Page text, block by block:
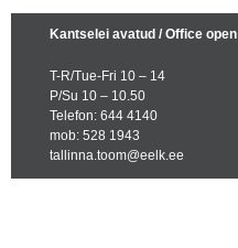
Kantselei avatud / Office open
T-R/Tue-Fri 10 – 14
P/Su 10 – 10.50
Telefon: 644 4140
mob: 528 1943
tallinna.toom@eelk.ee